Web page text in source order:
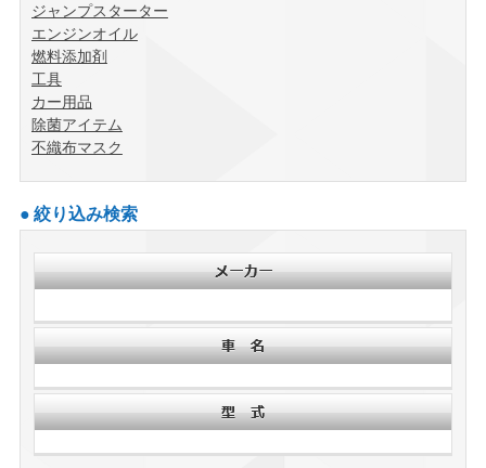
ジャンプスターター
エンジンオイル
燃料添加剤
工具
カー用品
除菌アイテム
不織布マスク
絞り込み検索